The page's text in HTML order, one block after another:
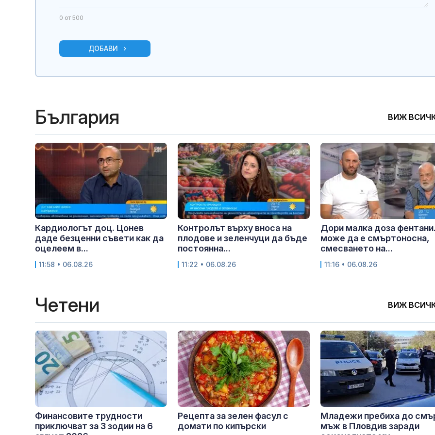
0 от 500
ДОБАВИ
България ВИЖ
Кардиологът доц. Цонев
даде безценни съвети как да
оцелеем в...
11:58 • 06.08.26
Контролът върху вноса на
плодове и зеленчуци да бъде
постоянна...
11:22 • 06.08.26
Дори малка доза
може да е смъртоносна,
смесването на...
11:16 • 06.08.26
Четени ВИЖ
Финансовите трудности
приключват за 3 зодии на 6
Рецепта за зелен фасул с
домати по кипърски
Младежи пребиха до
мъж в Пловдив заради